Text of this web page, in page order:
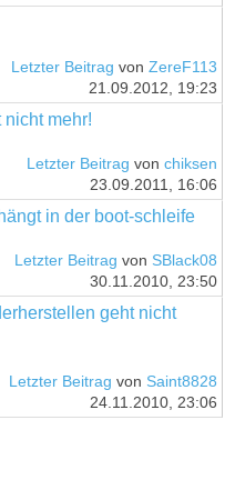
Letzter Beitrag von ZereF113
21.09.2012, 19:23
nicht mehr!
Letzter Beitrag von chiksen
23.09.2011, 16:06
in der boot-schleife
Letzter Beitrag von SBlack08
30.11.2010, 23:50
geht nicht
Letzter Beitrag von Saint8828
24.11.2010, 23:06